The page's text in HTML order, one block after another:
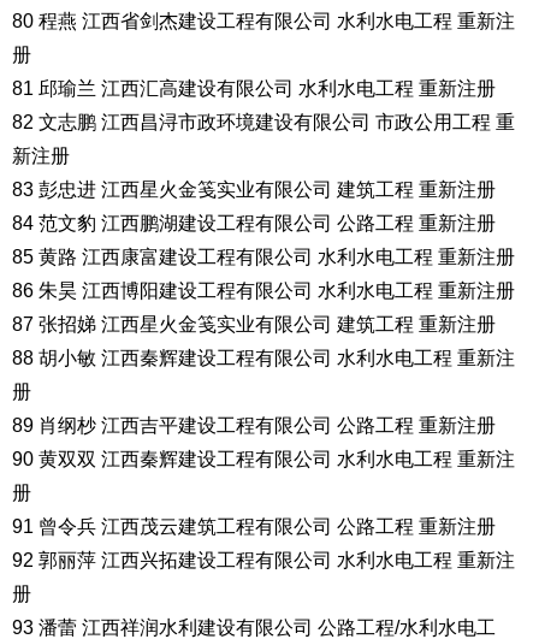
80 程燕 江西省剑杰建设工程有限公司 水利水电工程 重新注
册
81 邱瑜兰 江西汇高建设有限公司 水利水电工程 重新注册
82 文志鹏 江西昌浔市政环境建设有限公司 市政公用工程 重
新注册
83 彭忠进 江西星火金笺实业有限公司 建筑工程 重新注册
84 范文豹 江西鹏湖建设工程有限公司 公路工程 重新注册
85 黄路 江西康富建设工程有限公司 水利水电工程 重新注册
86 朱昊 江西博阳建设工程有限公司 水利水电工程 重新注册
87 张招娣 江西星火金笺实业有限公司 建筑工程 重新注册
88 胡小敏 江西秦辉建设工程有限公司 水利水电工程 重新注
册
89 肖纲杪 江西吉平建设工程有限公司 公路工程 重新注册
90 黄双双 江西秦辉建设工程有限公司 水利水电工程 重新注
册
91 曾令兵 江西茂云建筑工程有限公司 公路工程 重新注册
92 郭丽萍 江西兴拓建设工程有限公司 水利水电工程 重新注
册
93 潘蕾 江西祥润水利建设有限公司 公路工程/水利水电工